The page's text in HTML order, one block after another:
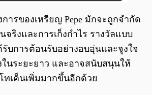
ารของเหรียญ Pepe มักจะถูกจำกัด
ริงและการเก็งกำไร รางวัลแบบ
บการต้อนรับอย่างอบอุ่นและจูงใจ
ในระยะยาว และอาจสนับสนุนให้
ทเค็นเพิ่มมากขึ้นอีกด้วย